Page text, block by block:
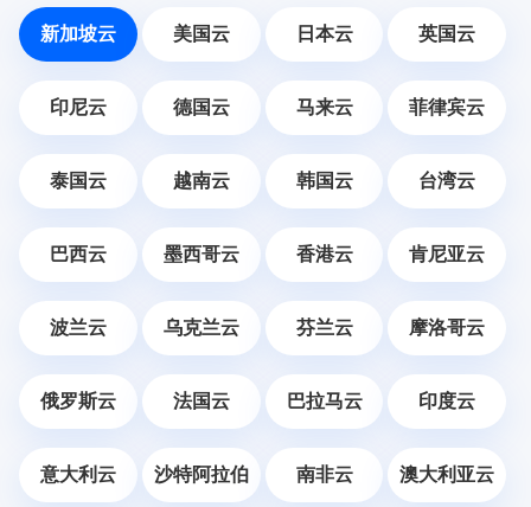
新加坡云 美国云 日本云 英国云
印尼云 德国云 马来云 菲律宾云
泰国云 越南云 韩国云 台湾云
巴西云 墨西哥云 香港云 肯尼亚云
波兰云 乌克兰云 芬兰云 摩洛哥云
俄罗斯云 法国云 巴拉马云 印度云
意大利云 沙特阿拉伯 南非云 澳大利亚云